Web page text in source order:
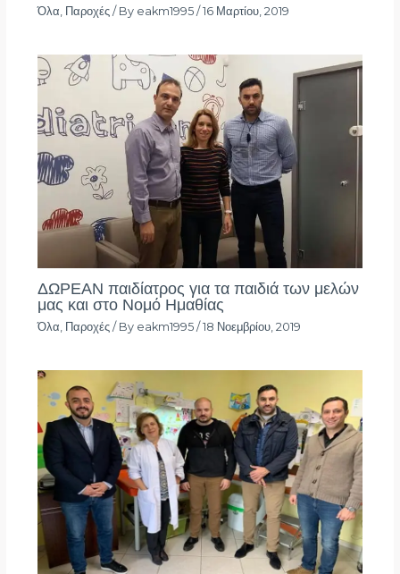
Όλα, Παροχές/ By eakm1995 / 16 Μαρτίου, 2019
ΔΩΡΕΑΝ παιδίατρος για τα παιδιά των μελών
μας και στο Νομό Ημαθίας
Όλα, Παροχές/ By eakm1995 / 18 Νοεμβρίου, 2019